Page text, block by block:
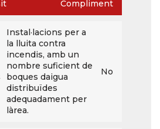
Compliment
Instal·lacions per a
la lluita contra
incendis, amb un
nombre suficient de
boques daigua
distribuïdes
adequadament per
làrea.
No